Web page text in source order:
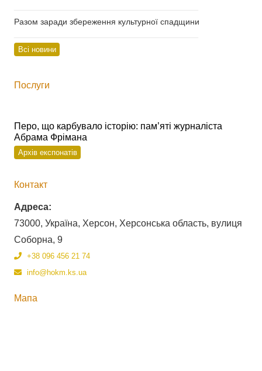
Разом заради збереження культурної спадщини
Всі новини
Послуги
Перо, що карбувало історію: пам’яті журналіста
Абрама Фрімана
Архів експонатів
Контакт
Адреса:
73000, Україна, Херсон, Херсонська область, вулиця
Соборна, 9
+38 096 456 21 74
info@hokm.ks.ua
Мапа